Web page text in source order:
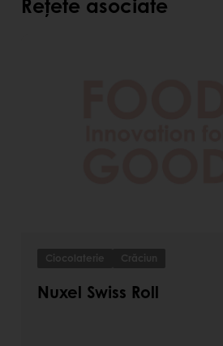
Ciocolaterie Crăciun
Nuxel Swiss Roll